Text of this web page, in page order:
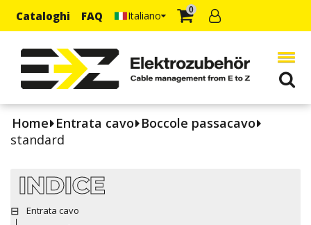
Cataloghi FAQ Italiano 0
Home Entrata cavo Boccole passacavo
standard
INDICE
Entrata cavo